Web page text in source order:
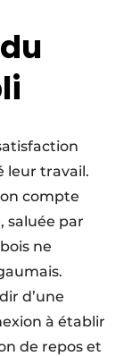
leur travail.
compte
saluée par
ne
d’une
à établir
de repos et